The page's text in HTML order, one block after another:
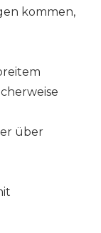
kommen,
über